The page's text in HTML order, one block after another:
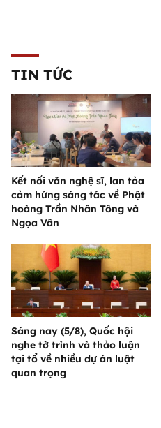
TIN TỨC
Kết nối văn nghệ sĩ, lan tỏa
cảm hứng sáng tác về Phật
hoàng Trần Nhân Tông và
Ngọa Vân
Sáng nay (5/8), Quốc hội
nghe tờ trình và thảo luận
tại tổ về nhiều dự án luật
quan trọng